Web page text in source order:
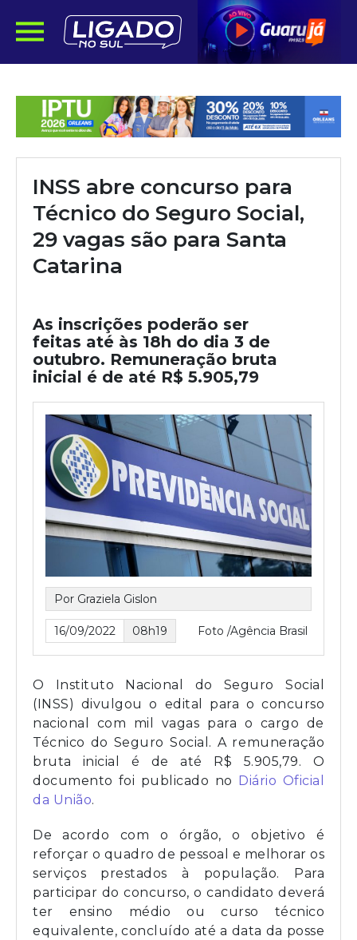
INSS abre concurso para
Técnico do Seguro Social,
29 vagas são para Santa
Catarina
As inscrições poderão ser
feitas até às 18h do dia 3 de
outubro. Remuneração bruta
inicial é de até R$ 5.905,79
Por Graziela Gislon
16/09/2022 08h19 Foto /Agência Brasil
O Instituto Nacional do Seguro Social
(INSS) divulgou o edital para o concurso
nacional com mil vagas para o cargo de
Técnico do Seguro Social. A remuneração
bruta inicial é de até R$ 5.905,79. O
documento foi publicado no Diário Oficial
da União.
De acordo com o órgão, o objetivo é
reforçar o quadro de pessoal e melhorar os
serviços prestados à população. Para
participar do concurso, o candidato deverá
ter ensino médio ou curso técnico
equivalente, concluído até a data da posse